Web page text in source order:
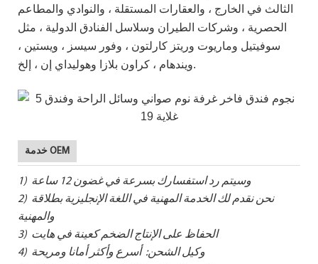
الثالث في الخارج ، والعقارات المستقلة ، والنوادي والمطاعم
الحصرية ، وشركات الطيران وسلاسل الفنادق الدولية ، مثل
سوفيتيل وماريوت وريتز كارلتون ، وفور سيسز ، ويستين ،
ويندهام ، كراون بلازا وهوليداي إن ، إلخ.
خدمة OEM
1) وسيتم رد استفسارك بسرعة في غضون 12 ساعة
2) نحن نقدم لك الخدمة المهنية في اللغة الإنجليزية بطلاقة
والمهنية
3) الحفاظ على الإنتاج الضخم كعينة في هايت
4) وكيل الشحن: أسرع وأكثر أمانا ومريحة